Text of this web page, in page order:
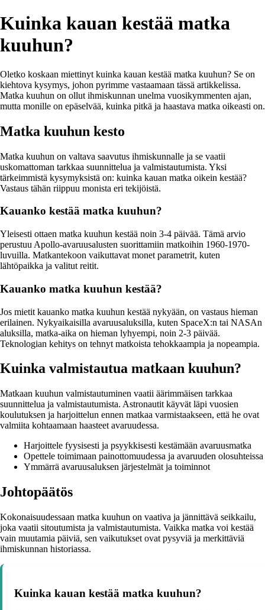
Kuinka kauan kestää matka
kuuhun?
Oletko koskaan miettinyt kuinka kauan kestää matka kuuhun? Se on
kiehtova kysymys, johon pyrimme vastaamaan tässä artikkelissa.
Matka kuuhun on ollut ihmiskunnan unelma vuosikymmenten ajan,
mutta monille on epäselvää, kuinka pitkä ja haastava matka oikeasti on.
Matka kuuhun kesto
Matka kuuhun on valtava saavutus ihmiskunnalle ja se vaatii
uskomattoman tarkkaa suunnittelua ja valmistautumista. Yksi
tärkeimmistä kysymyksistä on: kuinka kauan matka oikein kestää?
Vastaus tähän riippuu monista eri tekijöistä.
Kauanko kestää matka kuuhun?
Yleisesti ottaen matka kuuhun kestää noin 3-4 päivää. Tämä arvio
perustuu Apollo-avaruusalusten suorittamiin matkoihin 1960-1970-
luvuilla. Matkantekoon vaikuttavat monet parametrit, kuten
lähtöpaikka ja valitut reitit.
Kauanko matka kuuhun kestää?
Jos mietit kauanko matka kuuhun kestää nykyään, on vastaus hieman
erilainen. Nykyaikaisilla avaruusaluksilla, kuten SpaceX:n tai NASAn
aluksilla, matka-aika on hieman lyhyempi, noin 2-3 päivää.
Teknologian kehitys on tehnyt matkoista tehokkaampia ja nopeampia.
Kuinka valmistautua matkaan kuuhun?
Matkaan kuuhun valmistautuminen vaatii äärimmäisen tarkkaa
suunnittelua ja valmistautumista. Astronautit käyvät läpi vuosien
koulutuksen ja harjoittelun ennen matkaa varmistaakseen, että he ovat
valmiita kohtaamaan haasteet avaruudessa.
Harjoittele fyysisesti ja psyykkisesti kestämään avaruusmatka
Opettele toimimaan painottomuudessa ja avaruuden olosuhteissa
Ymmärrä avaruusaluksen järjestelmät ja toiminnot
Johtopäätös
Kokonaisuudessaan matka kuuhun on vaativa ja jännittävä seikkailu,
joka vaatii sitoutumista ja valmistautumista. Vaikka matka voi kestää
vain muutamia päiviä, sen vaikutukset ovat pysyviä ja merkittäviä
ihmiskunnan historiassa.
Kuinka kauan kestää matka kuuhun?